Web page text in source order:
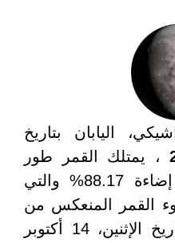
اليابان بتاريخ
، يمتلك القمر طور
، وبدرجة إضاءة 88.17% والتي
القمر المنعكس من
الشمس. والقمر في تاريخ الإثنين، 14 أكتوبر